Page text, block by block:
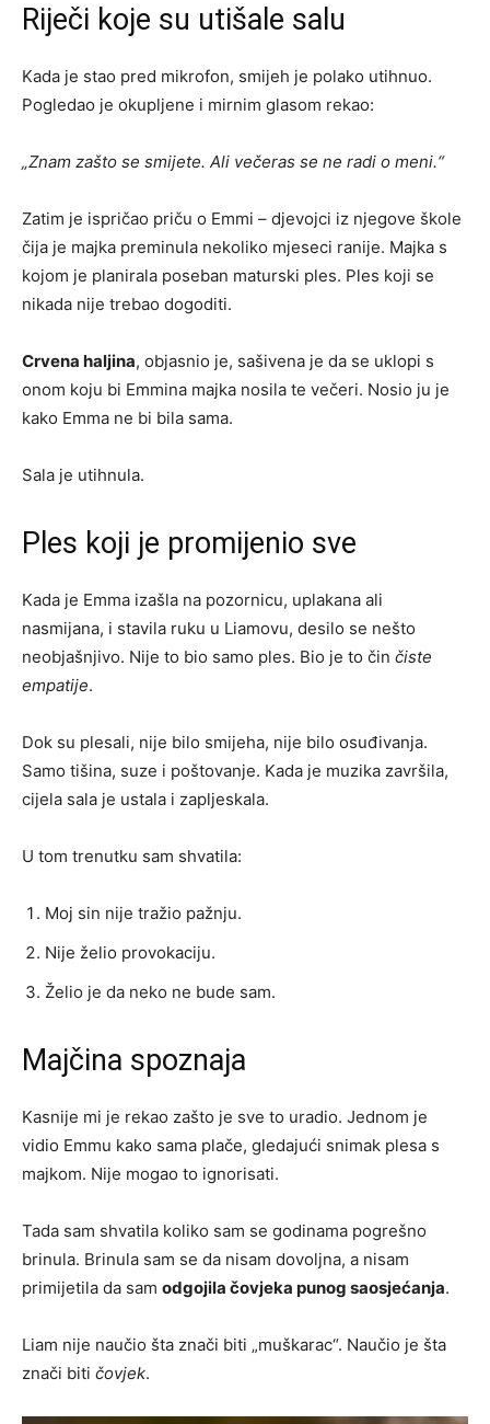
Riječi koje su utišale salu
Kada je stao pred mikrofon, smijeh je polako utihnuo.
Pogledao je okupljene i mirnim glasom rekao:
„Znam zašto se smijete. Ali večeras se ne radi o meni.“
Zatim je ispričao priču o Emmi – djevojci iz njegove škole
čija je majka preminula nekoliko mjeseci ranije. Majka s
kojom je planirala poseban maturski ples. Ples koji se
nikada nije trebao dogoditi.
Crvena haljina, objasnio je, sašivena je da se uklopi s
onom koju bi Emmina majka nosila te večeri. Nosio ju je
kako Emma ne bi bila sama.
Sala je utihnula.
Ples koji je promijenio sve
Kada je Emma izašla na pozornicu, uplakana ali
nasmijana, i stavila ruku u Liamovu, desilo se nešto
neobjašnjivo. Nije to bio samo ples. Bio je to čin čiste
empatije.
Dok su plesali, nije bilo smijeha, nije bilo osuđivanja.
Samo tišina, suze i poštovanje. Kada je muzika završila,
cijela sala je ustala i zapljeskala.
U tom trenutku sam shvatila:
Moj sin nije tražio pažnju.
Nije želio provokaciju.
Želio je da neko ne bude sam.
Majčina spoznaja
Kasnije mi je rekao zašto je sve to uradio. Jednom je
vidio Emmu kako sama plače, gledajući snimak plesa s
majkom. Nije mogao to ignorisati.
Tada sam shvatila koliko sam se godinama pogrešno
brinula. Brinula sam se da nisam dovoljna, a nisam
primijetila da sam odgojila čovjeka punog saosjećanja.
Liam nije naučio šta znači biti „muškarac“. Naučio je šta
znači biti čovjek.